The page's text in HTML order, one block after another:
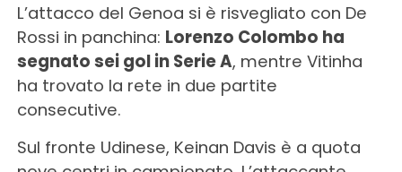
L’attacco del Genoa si è risvegliato con De
Rossi in panchina: Lorenzo Colombo ha
segnato sei gol in Serie A, mentre Vitinha
ha trovato la rete in due partite
consecutive.
Sul fronte Udinese, Keinan Davis è a quota